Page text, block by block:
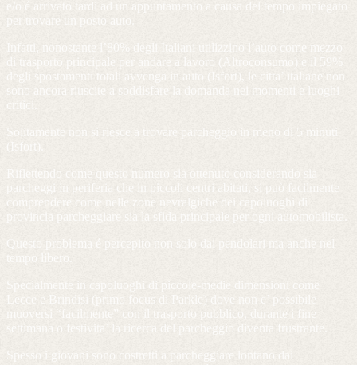
e/o é arrivato tardi ad un appuntamento a causa del tempo impiegato
per trovare un posto auto.
Infatti, nonostante l’80% degli Italiani utilizzino l’auto come mezzo
di trasporto principale per andare a lavoro (Altroconsumo) e il 59%
degli spostamenti totali avvenga in auto (Isfort), le citta’ italiane non
sono ancora riuscite a soddisfare la domanda nei momenti e luoghi
critici.
Solitamente non si riesce a trovare parcheggio in meno di 5 minuti
(Isfort).
Riflettendo come questo numero sia ottenuto considerando sia
parcheggi in periferia che in piccoli centri abitati, si può facilmente
comprendere come nelle zone nevralgiche dei capoluoghi di
provincia parcheggiare sia la sfida principale per ogni automobilista.
Questo problema é percepito non solo dai pendolari ma anche nel
tempo libero.
Specialmente in capoluoghi di piccole-medie dimensioni come
Lecce e Brindisi (primo focus di Parkle) dove non e’ possibile
muoversi “facilmente” con il trasporto pubblico, durante i fine
settimana o festivita’ la ricerca del parcheggio diventa frustrante.
Spesso i giovani sono costretti a parcheggiare lontano dai